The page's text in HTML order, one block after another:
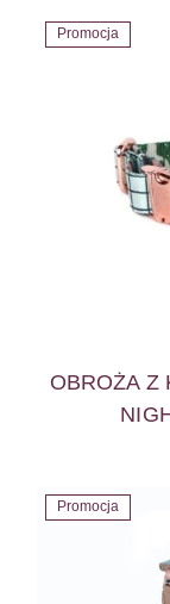
Promocja
OBROŻA Z
Promocja